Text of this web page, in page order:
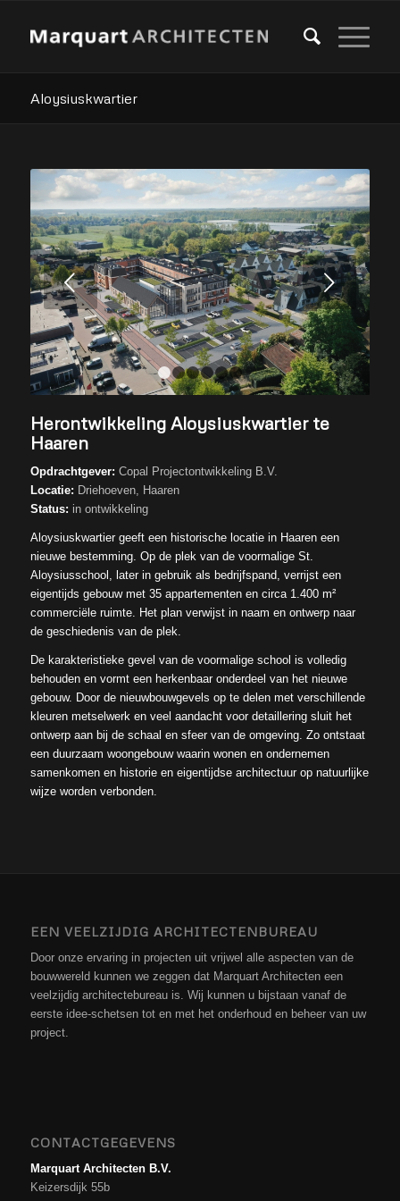
Aloysiuskwartier
Volgende
1 2 3 4 5 6
Herontwikkeling Aloysiuskwartier te
Haaren
Opdrachtgever: Copal Projectontwikkeling B.V.
Locatie: Driehoeven, Haaren
Status: in ontwikkeling
Aloysiuskwartier geeft een historische locatie in Haaren een
nieuwe bestemming. Op de plek van de voormalige St.
Aloysiusschool, later in gebruik als bedrijfspand, verrijst een
eigentijds gebouw met 35 appartementen en circa 1.400 m²
commerciële ruimte. Het plan verwijst in naam en ontwerp naar
de geschiedenis van de plek.
De karakteristieke gevel van de voormalige school is volledig
behouden en vormt een herkenbaar onderdeel van het nieuwe
gebouw. Door de nieuwbouwgevels op te delen met verschillende
kleuren metselwerk en veel aandacht voor detaillering sluit het
ontwerp aan bij de schaal en sfeer van de omgeving. Zo ontstaat
een duurzaam woongebouw waarin wonen en ondernemen
samenkomen en historie en eigentijdse architectuur op natuurlijke
wijze worden verbonden.
EEN VEELZIJDIG ARCHITECTENBUREAU
Door onze ervaring in projecten uit vrijwel alle aspecten van de
bouwwereld kunnen we zeggen dat Marquart Architecten een
veelzijdig architectebureau is. Wij kunnen u bijstaan vanaf de
eerste idee-schetsen tot en met het onderhoud en beheer van uw
project.
CONTACTGEGEVENS
Marquart Architecten B.V.
Keizersdijk 55b